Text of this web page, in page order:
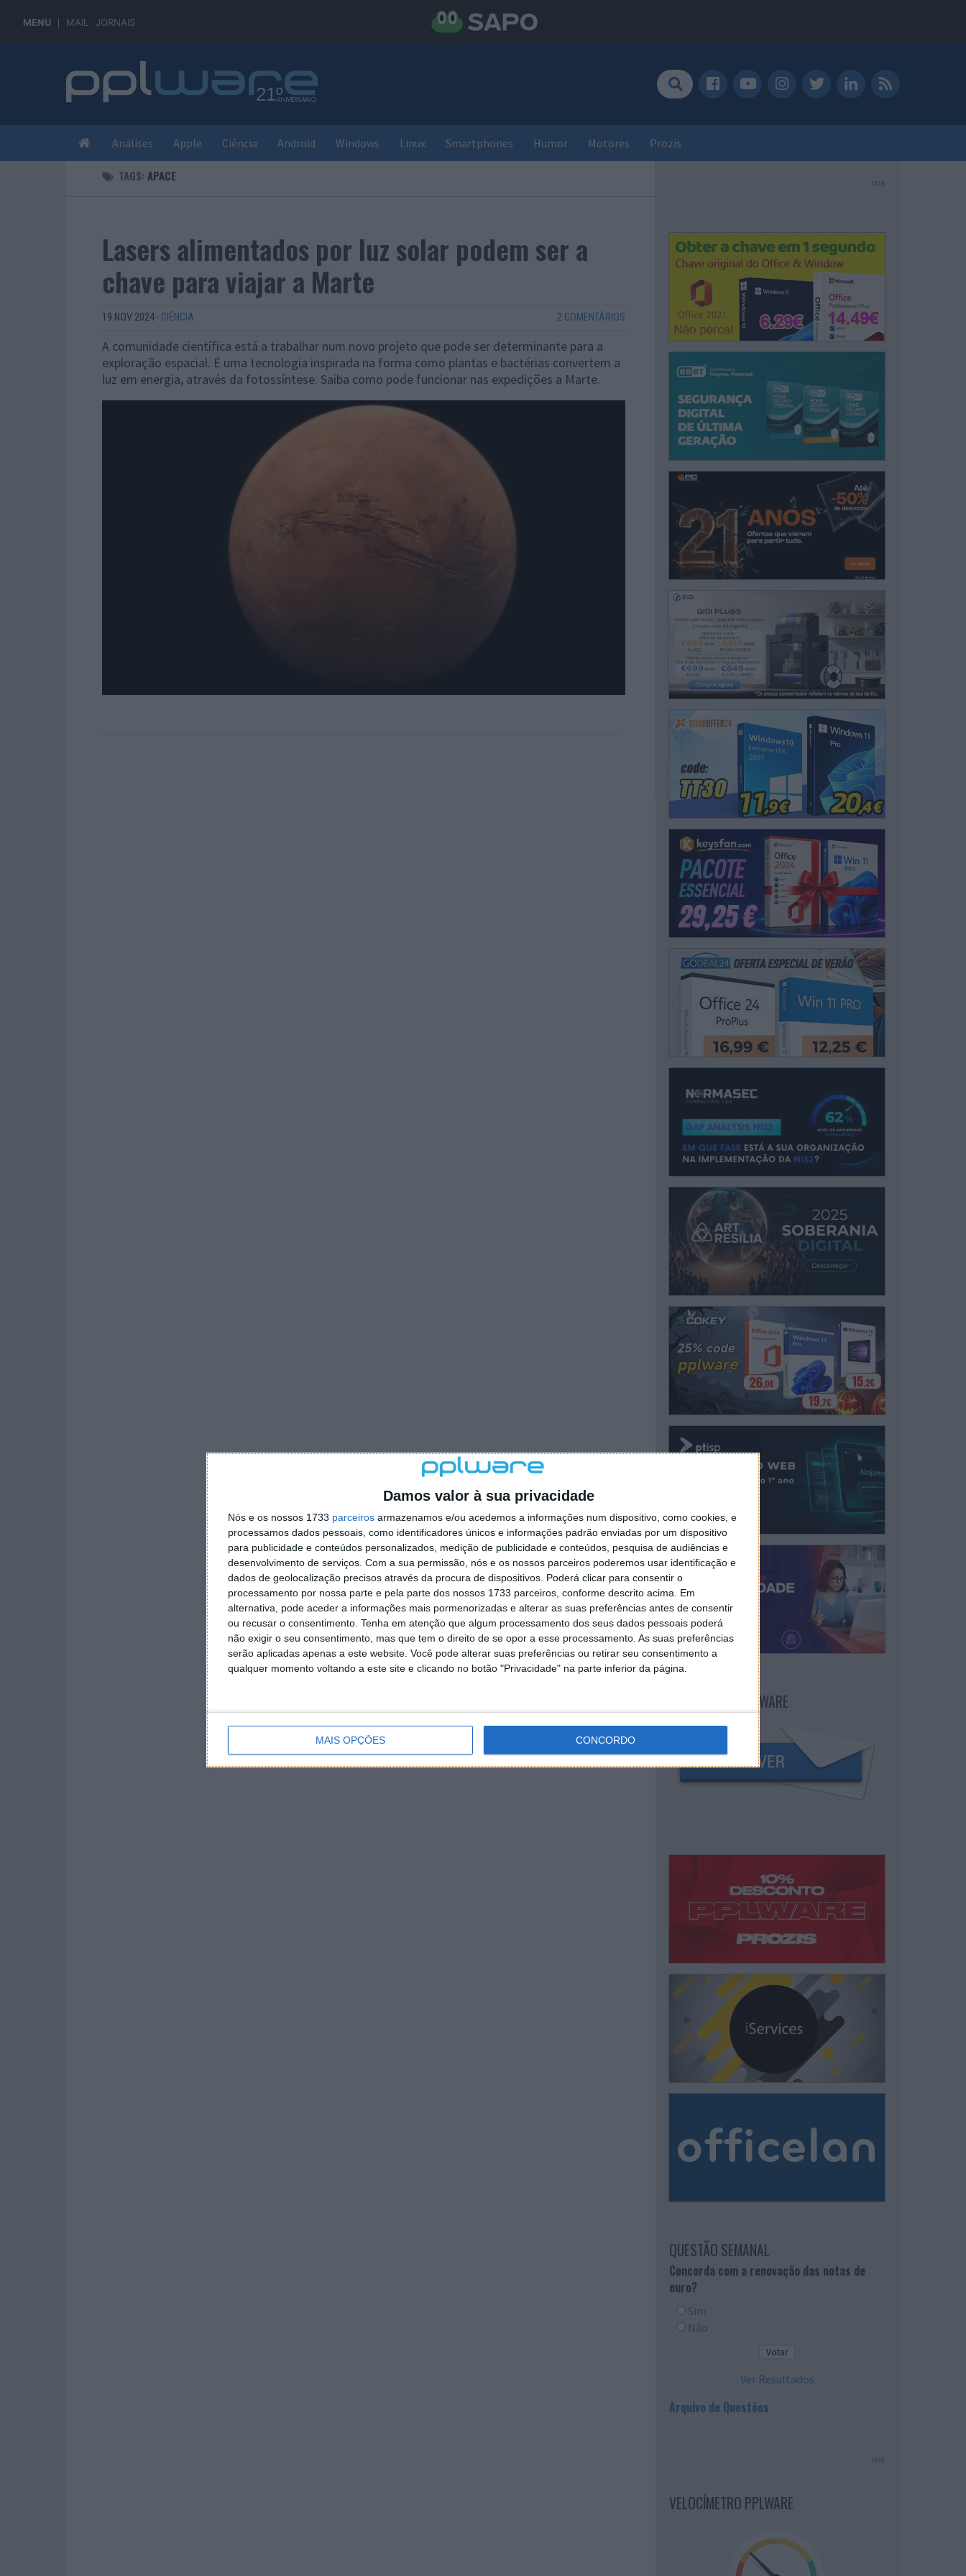
Damos valor à sua privacidade
Nós e os nossos 1733 parceiros armazenamos e/ou acedemos a informações num dispositivo, como cookies, e
processamos dados pessoais, como identificadores únicos e informações padrão enviadas por um dispositivo
para publicidade e conteúdos personalizados, medição de publicidade e conteúdos, pesquisa de audiências e
desenvolvimento de serviços. Com a sua permissão, nós e os nossos parceiros poderemos usar identificação e
dados de geolocalização precisos através da procura de dispositivos. Poderá clicar para consentir o
processamento por nossa parte e pela parte dos nossos 1733 parceiros, conforme descrito acima. Em
alternativa, pode aceder a informações mais pormenorizadas e alterar as suas preferências antes de consentir
ou recusar o consentimento. Tenha em atenção que algum processamento dos seus dados pessoais poderá
não exigir o seu consentimento, mas que tem o direito de se opor a esse processamento. As suas preferências
serão aplicadas apenas a este website. Você pode alterar suas preferências ou retirar seu consentimento a
qualquer momento voltando a este site e clicando no botão "Privacidade" na parte inferior da página.
MAIS OPÇÕES CONCORDO
MENU MAIL JORNAIS
Análises Apple Ciência Android Windows Linux Smartphones Humor Motores Prozis
TAGS: APACE
Lasers alimentados por luz solar podem ser a
chave para viajar a Marte
19 NOV 2024 · CIÊNCIA 2 COMENTÁRIOS
A comunidade científica está a trabalhar num novo projeto que pode ser determinante para a
exploração espacial. É uma tecnologia inspirada na forma como plantas e bactérias convertem a
luz em energia, através da fotossíntese. Saiba como pode funcionar nas expedições a Marte.
PUB
NEWSLETTER PPLWARE
QUESTÃO SEMANAL
Concorda com a renovação das notas de
euro?
Sim
Não
Ver Resultados
Arquivo de Questões
PUB
VELOCÍMETRO PPLWARE